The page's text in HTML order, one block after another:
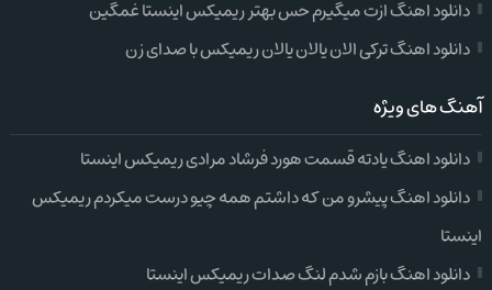
دانلود اهنگ ازت میگیرم حس بهتر ریمیکس اینستا غمگین
دانلود اهنگ ترکی الان یالان یالان ریمیکس با صدای زن
آهنگ های ویژه
دانلود اهنگ یادته قسمت هورد فرشاد مرادی ریمیکس اینستا
دانلود اهنگ پیشرو من که داشتم همه چیو درست میکردم ریمیکس
اینستا
دانلود اهنگ بازم شدم لنگ صدات ریمیکس اینستا